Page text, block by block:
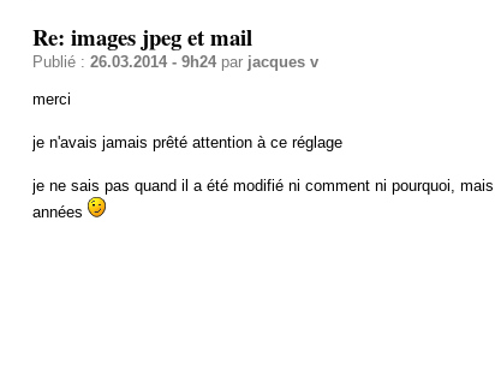
Re: images jpeg et mail
Publié : 26.03.2014 - 9h24par jacques v
merci
je n'avais jamais prêté attention à ce réglage
je ne sais pas quand il a été modifié ni comment ni pourquoi,
années